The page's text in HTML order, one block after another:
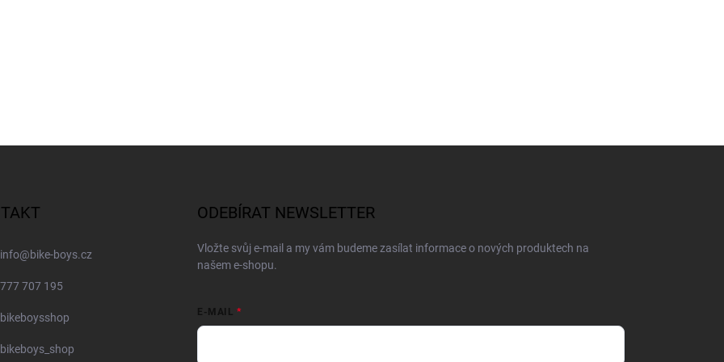
info@bike-boys.cz
777 707 195
bikeboysshop
bikeboys_shop
ODEBÍRAT NEWSLETTER
Vložte svůj e-mail a my vám budeme zasílat informace o nových produktech na
našem e-shopu.
E-MAIL